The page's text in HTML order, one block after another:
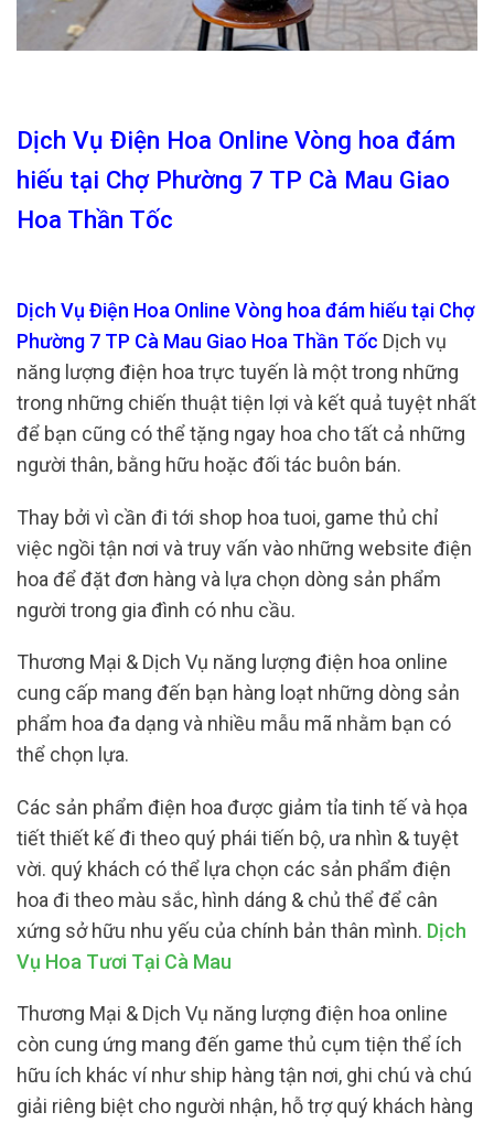
Dịch Vụ Điện Hoa Online Vòng hoa đám
hiếu tại Chợ Phường 7 TP Cà Mau Giao
Hoa Thần Tốc
Dịch Vụ Điện Hoa Online Vòng hoa đám hiếu tại Chợ
Phường 7 TP Cà Mau Giao Hoa Thần Tốc Dịch vụ
năng lượng điện hoa trực tuyến là một trong những
trong những chiến thuật tiện lợi và kết quả tuyệt nhất
để bạn cũng có thể tặng ngay hoa cho tất cả những
người thân, bằng hữu hoặc đối tác buôn bán.
Thay bởi vì cần đi tới shop hoa tuoi, game thủ chỉ
việc ngồi tận nơi và truy vấn vào những website điện
hoa để đặt đơn hàng và lựa chọn dòng sản phẩm
người trong gia đình có nhu cầu.
Thương Mại & Dịch Vụ năng lượng điện hoa online
cung cấp mang đến bạn hàng loạt những dòng sản
phẩm hoa đa dạng và nhiều mẫu mã nhằm bạn có
thể chọn lựa.
Các sản phẩm điện hoa được giảm tỉa tinh tế và họa
tiết thiết kế đi theo quý phái tiến bộ, ưa nhìn & tuyệt
vời. quý khách có thể lựa chọn các sản phẩm điện
hoa đi theo màu sắc, hình dáng & chủ thể để cân
xứng sở hữu nhu yếu của chính bản thân mình. Dịch
Vụ Hoa Tươi Tại Cà Mau
Thương Mại & Dịch Vụ năng lượng điện hoa online
còn cung ứng mang đến game thủ cụm tiện thể ích
hữu ích khác ví như ship hàng tận nơi, ghi chú và chú
giải riêng biệt cho người nhận, hỗ trợ quý khách hàng